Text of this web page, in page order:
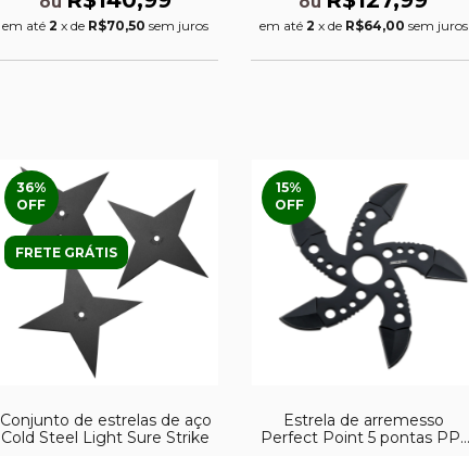
em até2 x de R$70,50 sem juros em até 2 x de R$64,00 sem juros
36%
OFF
FRETE GRÁTIS
Conjunto de estrelas de aço
Cold Steel Light Sure Strike
15%
OFF
Estrela de arremesso
Perfect Point 5 pontas PP-